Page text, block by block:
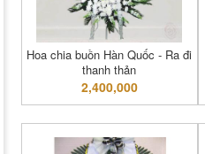
Hoa chia buồn Hàn Quốc - Ra đi
thanh thản
2,400,000